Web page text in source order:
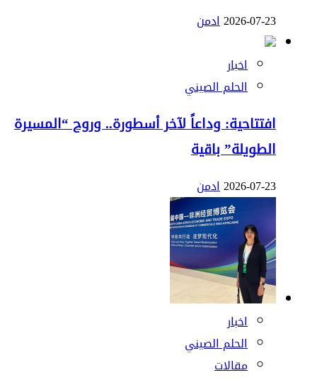
2026-07-23ادمن
اخبار
الحلم الصيني
افتتاحية: وداعاً لآخر أسطورة.. وروح “المسيرة
الطويلة” باقية
2026-07-23ادمن
اخبار
الحلم الصيني
مقالات